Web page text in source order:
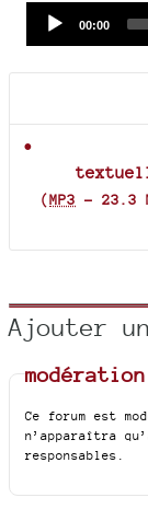
Current
00:00
(MP3 - 23.3
Ajouter
Ce forum est
n’apparaîtra
responsables.